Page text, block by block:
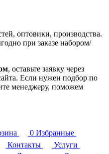
оптовики, производства.
при заказе набором/
, оставьте заявку через
Если нужен подбор по
менеджеру, поможем
0 Избранные
Контакты
Услуги